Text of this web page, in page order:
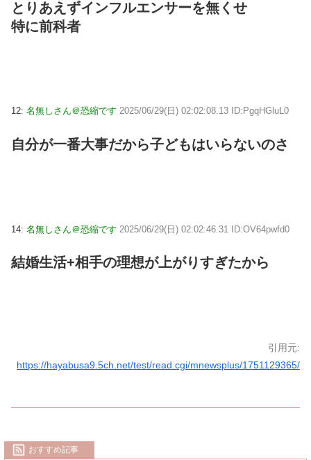
とりあえずインフルエンサーを無くせ
特に前科者
12: 名無しさん＠恐縮です 2025/06/29(日) 02:02:08.13 ID:PgqHGluL0
自分が一番大事だから子どもはいらないのさ
14: 名無しさん＠恐縮です 2025/06/29(日) 02:02:46.31 ID:OV64pwfd0
結婚生活+相手の理想が上がりすぎたから
引用元:
https://hayabusa9.5ch.net/test/read.cgi/mnewsplus/1751129365/
おすすめ記事